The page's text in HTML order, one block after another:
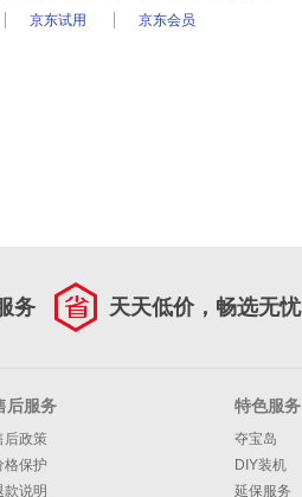
京东试用 京东会员
务 天天低价，畅选无忧
后服务
后政策
格保护
款说明
特色服务
夺宝岛
DIY装机
延保服务